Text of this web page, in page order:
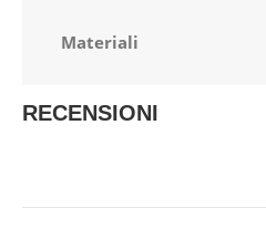
Materiali
RECENSIONI